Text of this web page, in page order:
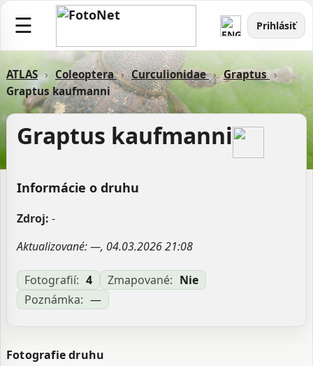
☰ Prihlásiť
ATLAS › Coleoptera › Curculionidae › Graptus ›
Graptus kaufmanni
Graptus kaufmanni
Informácie o druhu
Zdroj: -
Aktualizované: —, 04.03.2026 21:08
Fotografií: 4 Zmapované: Nie
Poznámka: —
Fotografie druhu